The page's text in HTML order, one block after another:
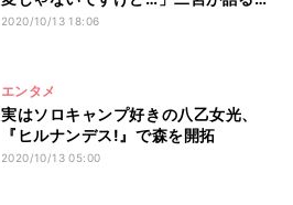
話
2020/10/13 18:06
エンタメ
実はソロキャンプ好きの八乙女光、
『ヒルナンデス!』で森を開拓
2020/10/13 05:00